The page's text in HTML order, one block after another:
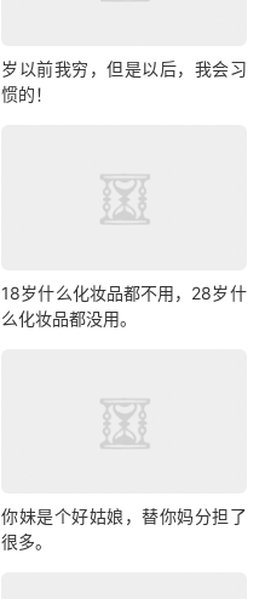
岁以前我穷，但是以后，我会习
惯的！
18岁什么化妆品都不用，28岁什
么化妆品都没用。
你妹是个好姑娘，替你妈分担了
很多。